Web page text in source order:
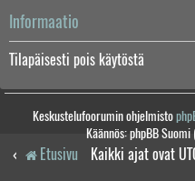
Informaatio
Tilapäisesti pois käytöstä
Keskustelufoorumin ohjelmisto
Käännös: phpBB
Etusivu Kaikki ajat ovat